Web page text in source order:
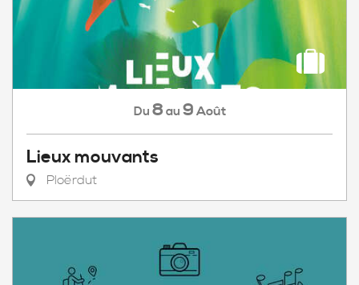
Du 8 au 9 Août
Lieux mouvants
Ploërdut